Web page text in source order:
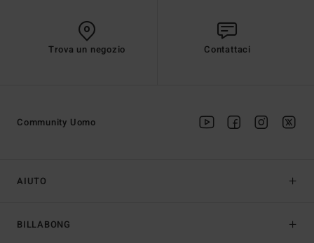
Trova un negozio Contattaci
AIUTO
BILLABONG
Community Uomo